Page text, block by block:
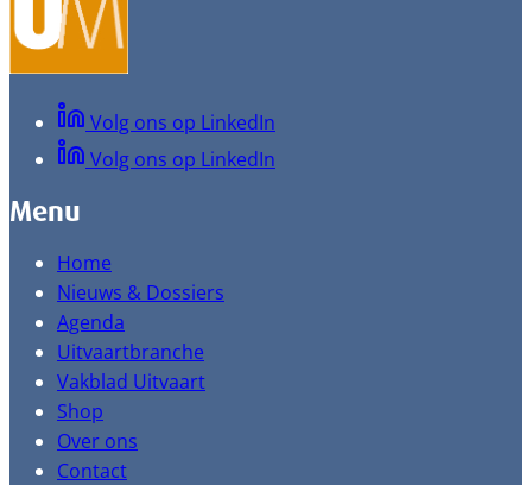
Volg ons op LinkedIn
Volg ons op LinkedIn
Menu
Home
Nieuws & Dossiers
Agenda
Uitvaartbranche
Vakblad Uitvaart
Shop
Over ons
Contact